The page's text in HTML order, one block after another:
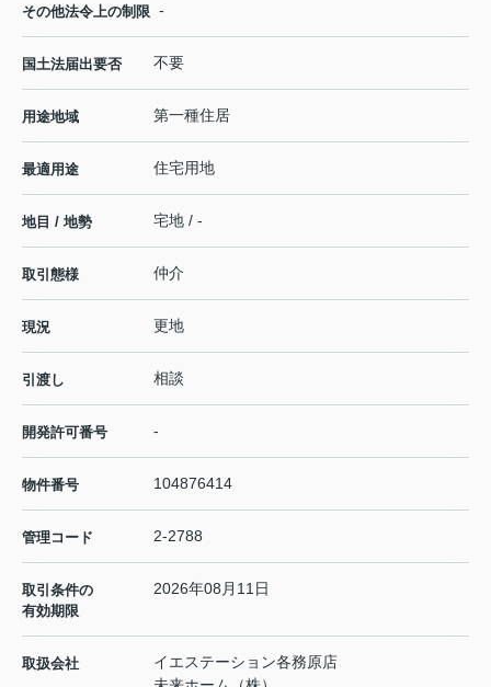
その他法令上の制限 -
国土法届出要否 不要
用途地域 第一種住居
最適用途 住宅用地
地目 / 地勢 宅地 / -
取引態様 仲介
現況 更地
引渡し 相談
開発許可番号 -
物件番号 104876414
管理コード 2-2788
取引条件の
有効期限
2026年08月11日
取扱会社
イエステーション各務原店